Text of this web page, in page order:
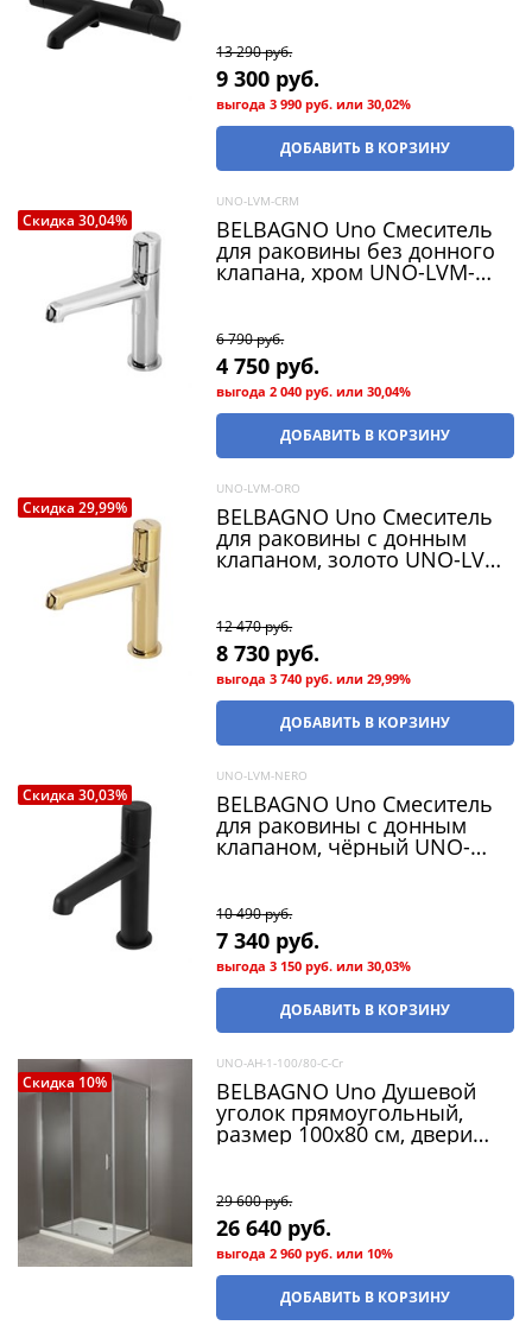
13 290 руб.
9 300 руб.
выгода3 990 руб. или30,02%
ДОБАВИТЬ В КОРЗИНУ
Скидка 30,04%
UNO-LVM-CRM
BELBAGNO Uno Смеситель
для раковины без донного
клапана, хром UNO-LVM-
6 790 руб.
4 750 руб.
выгода2 040 руб. или30,04%
ДОБАВИТЬ В КОРЗИНУ
Скидка 29,99%
UNO-LVM-ORO
BELBAGNO Uno Смеситель
для раковины с донным
клапаном, золото UNO-LVM-
12 470 руб.
8 730 руб.
выгода3 740 руб. или29,99%
ДОБАВИТЬ В КОРЗИНУ
Скидка 30,03%
UNO-LVM-NERO
BELBAGNO Uno Смеситель
для раковины с донным
клапаном, чёрный UNO-
10 490 руб.
7 340 руб.
выгода3 150 руб. или30,03%
ДОБАВИТЬ В КОРЗИНУ
Скидка 10%
UNO-AH-1-100/80-C-Cr
BELBAGNO Uno Душевой
уголок прямоугольный,
размер 100х80 см, двери
29 600 руб.
26 640 руб.
выгода2 960 руб. или 10%
ДОБАВИТЬ В КОРЗИНУ